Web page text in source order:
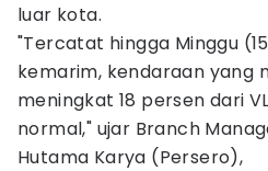
luar kota.
"Tercatat hingga Minggu
kemarim, kendaraan yang
meningkat 18 persen dari
normal," ujar Branch
Hutama Karya (Persero),